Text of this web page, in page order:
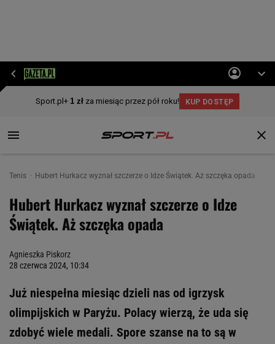
Tenis Hubert Hurkacz wyznał szczerze o Idze Świątek. Aż szczęka opada
Hubert Hurkacz wyznał szczerze o Idze
Świątek. Aż szczęka opada
Agnieszka Piskorz
28 czerwca 2024, 10:34
Już niespełna miesiąc dzieli nas od igrzysk
olimpijskich w Paryżu. Polacy wierzą, że uda się
zdobyć wiele medali. Spore szanse na to są w